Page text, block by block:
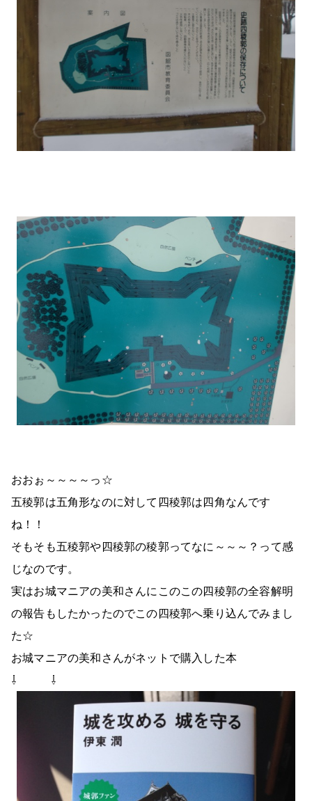
おおぉ～～～～っ☆
五稜郭は五角形なのに対して四稜郭は四角なんです
ね！！
そもそも五稜郭や四稜郭の稜郭ってなに～～～？って感
じなのです。
実はお城マニアの美和さんにこのこの四稜郭の全容解明
の報告もしたかったのでこの四稜郭へ乗り込んでみまし
た☆
お城マニアの美和さんがネットで購入した本
⇩ ⇩